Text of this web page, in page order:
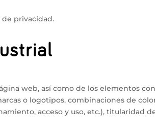
privacidad.
web, así como de los elementos
o logotipos, combinaciones de
acceso y uso, etc.), titularidad